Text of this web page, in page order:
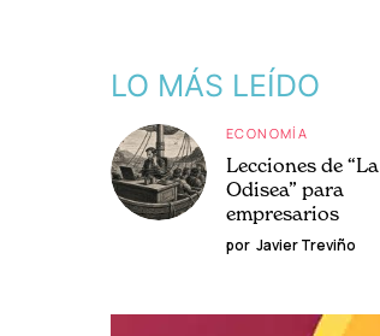
LO MÁS LEÍDO
ECONOMÍA
Lecciones de “La
Odisea” para
empresarios
por Javier Treviño